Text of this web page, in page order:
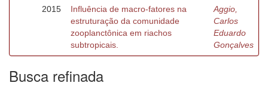
2015
Influência de macro-fatores na
estruturação da comunidade
zooplanctônica em riachos
subtropicais.
Aggio,
Carlos
Eduardo
Gonçalves
Busca refinada